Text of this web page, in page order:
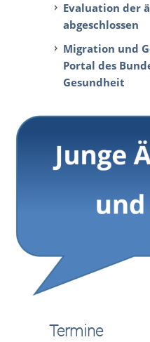
Evaluation der
abgeschlossen
Migration und
Portal des
Gesundheit
Termine